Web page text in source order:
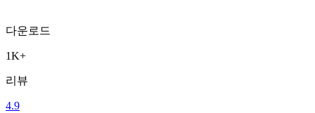
다운로드
1K+
리뷰
4.9